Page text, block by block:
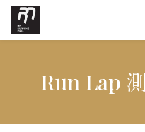
Run Lap